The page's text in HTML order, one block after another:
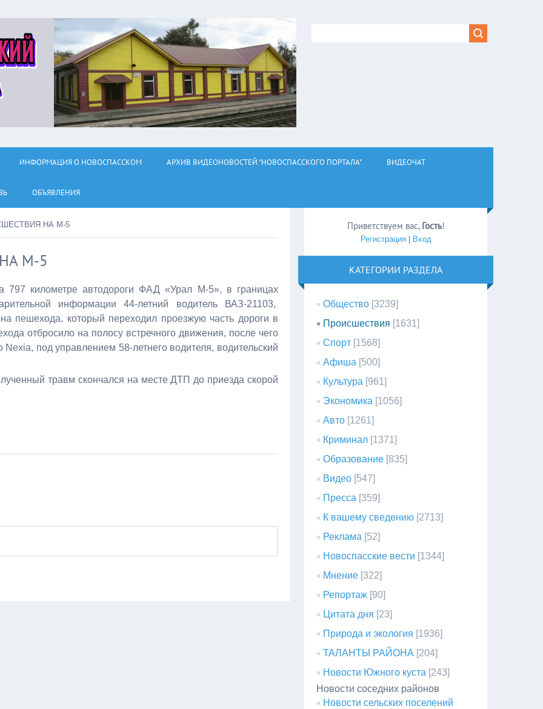
ИНФОРМАЦИЯ О НОВОСПАССКОМ АРХИВ ВИДЕОНОВОСТЕЙ "НОВОСПАССКОГО ПОРТАЛА" ВИДЕОЧАТ
ОБЪЯВЛЕНИЯ
НА М-5
М-5
797 километре автодороги ФАД «Урал М-5», в границах
информации 44-летний водитель ВАЗ-21103,
пешехода, который переходил проезжую часть дороги в
отбросило на полосу встречного движения, после чего
под управлением 58-летнего водителя, водительский
травм скончался на месте ДТП до приезда скорой
Приветствуем вас, Гость!
Регистрация| Вход
КАТЕГОРИИ РАЗДЕЛА
Общество [3239]
Происшествия [1631]
Спорт [1568]
Афиша [500]
Культура [961]
Экономика [1056]
Авто [1261]
Криминал [1371]
Образование [835]
Видео [547]
Пресса [359]
К вашему сведению [2713]
Реклама [52]
Новоспасские вести [1344]
Мнение [322]
Репортаж [90]
Цитата дня [23]
Природа и экология [1936]
ТАЛАНТЫ РАЙОНА [204]
Новости Южного куста [243]
Новости соседних районов
Новости сельских поселений